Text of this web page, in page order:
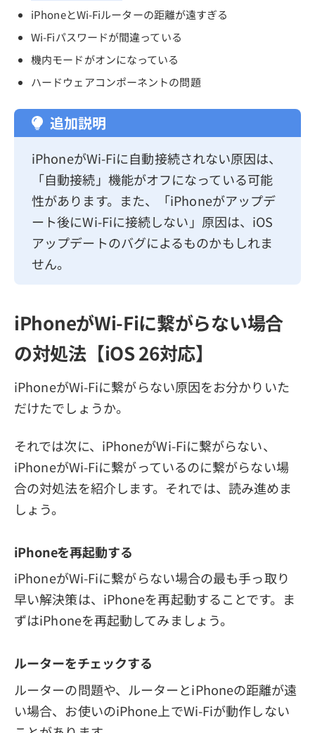
iPhoneとWi-Fiルーターの距離が遠すぎる
Wi-Fiパスワードが間違っている
機内モードがオンになっている
ハードウェアコンポーネントの問題
追加説明
iPhoneがWi-Fiに自動接続されない原因は、
「自動接続」機能がオフになっている可能
性があります。また、「iPhoneがアップデ
ート後にWi-Fiに接続しない」原因は、iOS
アップデートのバグによるものかもしれま
せん。
iPhoneがWi-Fiに繋がらない場合
の対処法【iOS 26対応】
iPhoneがWi-Fiに繋がらない原因をお分かりいた
だけたでしょうか。
それでは次に、iPhoneがWi-Fiに繋がらない、
iPhoneがWi-Fiに繋がっているのに繋がらない場
合の対処法を紹介します。それでは、読み進めま
しょう。
iPhoneを再起動する
iPhoneがWi-Fiに繋がらない場合の最も手っ取り
早い解決策は、iPhoneを再起動することです。ま
ずはiPhoneを再起動してみましょう。
ルーターをチェックする
ルーターの問題や、ルーターとiPhoneの距離が遠
い場合、お使いのiPhone上でWi-Fiが動作しない